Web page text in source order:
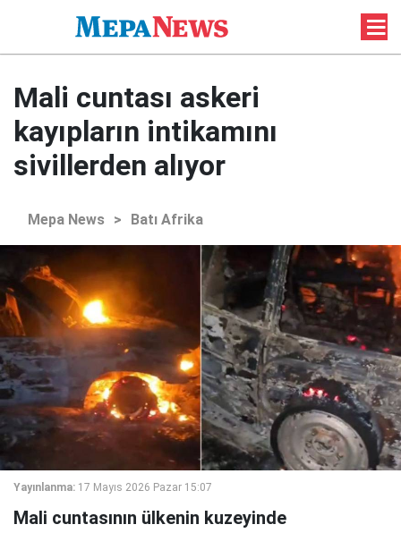
Mali cuntası askeri
kayıpların intikamını
sivillerden alıyor
Mepa News > Batı Afrika
Yayınlanma: 17 Mayıs 2026 Pazar 15:07
Mali cuntasının ülkenin kuzeyinde